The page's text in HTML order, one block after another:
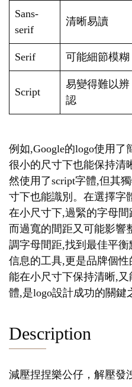
Sans-
serif
清晰易讀
Serif 可能細節模糊
Script
易變得難以辨
認
例如,Google的logo使用了
很小的尺寸下也能保持清
然使用了script字體,但其
寸下也能識別。在選擇字
在小尺寸下,過緊的字母
而過寬的間距又可能影響
調字母間距,找到最佳平
信息的工具,更是品牌個
能在小尺寸下保持清晰,
體,是logo設計成功的關鍵
Description
減壓捏捏樂公仔，解壓發